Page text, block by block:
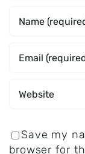
Save my
browser for